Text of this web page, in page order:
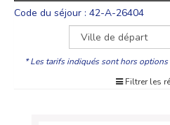
Code du séjour : 42-A-26404
* Les tarifs indiqués sont hors options
Filtrer les